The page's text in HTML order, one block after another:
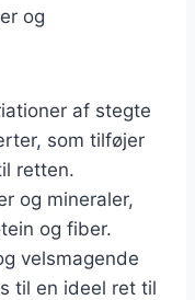
og
af stegte
som tilføjer
retten.
og mineraler,
og fiber.
velsmagende
til en ideel ret til